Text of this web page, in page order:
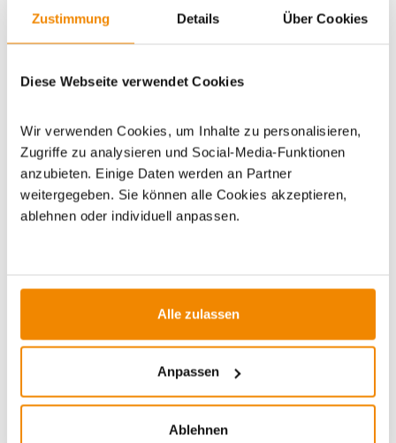
Zustimmung Details Über Cookies
Diese Webseite verwendet Cookies
Wir verwenden Cookies, um Inhalte zu personalisieren,
Zugriffe zu analysieren und Social-Media-Funktionen
anzubieten. Einige Daten werden an Partner
weitergegeben. Sie können alle Cookies akzeptieren,
ablehnen oder individuell anpassen.
Alle zulassen
Anpassen
Ablehnen
Dieses Produkt finden Sie unter:
einen gemütlichen Grillabend|Geschenke für Camper &
Kochbücher zum Verschenken